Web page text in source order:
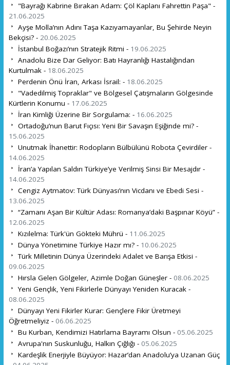
"Bayrağı Kabrine Bırakan Adam: Çöl Kaplanı Fahrettin Paşa" -
21.06.2025
Ayşe Molla’nın Adını Taşa Kazıyamayanlar, Bu Şehirde Neyin
Bekçisi? - 20.06.2025
İstanbul Boğazı’nın Stratejik Ritmi - 19.06.2025
Anadolu Bize Dar Geliyor: Batı Hayranlığı Hastalığından
Kurtulmak - 18.06.2025
Perdenin Önü İran, Arkası İsrail: - 18.06.2025
"Vadedilmiş Topraklar" ve Bölgesel Çatışmaların Gölgesinde
Kürtlerin Konumu - 17.06.2025
İran Kimliği Üzerine Bir Sorgulama: - 16.06.2025
Ortadoğu’nun Barut Fıçısı: Yeni Bir Savaşın Eşiğinde mi? -
15.06.2025
Unutmak İhanettir: Rodopların Bülbülünü Robota Çevirdiler -
14.06.2025
İran’a Yapılan Saldırı Türkiye’ye Verilmiş Sinsi Bir Mesajdır -
14.06.2025
Cengiz Aytmatov: Türk Dünyası’nın Vicdanı ve Ebedi Sesi -
13.06.2025
“Zamanı Aşan Bir Kültür Adası: Romanya’daki Başpınar Köyü” -
12.06.2025
Kızılelma: Türk'ün Gökteki Mührü - 11.06.2025
Dünya Yönetimine Türkiye Hazır mı? - 10.06.2025
Türk Milletinin Dünya Üzerindeki Adalet ve Barışa Etkisi -
09.06.2025
Hırsla Gelen Gölgeler, Azimle Doğan Güneşler - 08.06.2025
Yeni Gençlik, Yeni Fikirlerle Dünyayı Yeniden Kuracak -
08.06.2025
Dünyayı Yeni Fikirler Kurar: Gençlere Fikir Üretmeyi
Öğretmeliyiz - 06.06.2025
Bu Kurban, Kendimizi Hatırlama Bayramı Olsun - 05.06.2025
Avrupa'nın Suskunluğu, Halkın Çığlığı - 05.06.2025
Kardeşlik Enerjiyle Büyüyor: Hazar’dan Anadolu’ya Uzanan Güç